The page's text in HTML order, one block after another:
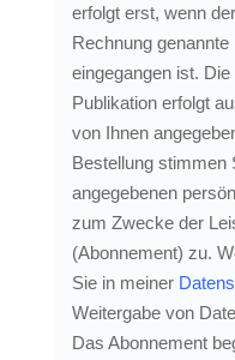
erfolgt erst, wenn
Rechnung
eingegangen ist.
Publikation erfolgt
von Ihnen
Bestellung stimmen
angegebenen
zum Zwecke der
(Abonnement) zu.
Sie in meiner
Weitergabe von
Das Abonnement